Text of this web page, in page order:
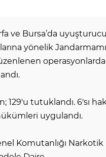
ve Bursa’da uyuşturucu
yönelik
operasyonlarda
129'u tutuklandı. 6'sı
uygulandı.
Komutanlığı Narkotik